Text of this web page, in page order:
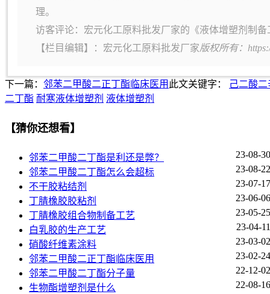
理。
访客评论：宏元化工原料批发厂家的《液体增塑剂制
【栏目编辑】： 宏元化工原料批发厂家版权所有：
下一篇： 邻苯二甲酸二正丁酯临床医用 此文关键字：
己二酸二
二丁酯 耐寒液体增塑剂 液体增塑剂
【猜你还想看】
邻苯二甲酸二丁酯是利还是弊？
23-08-30
邻苯二甲酸二丁酯怎么会超标
23-08-22
不干胶粘结剂
23-07-17
丁腈橡胶胶粘剂
23-06-06
丁腈橡胶组合物制备工艺
23-05-25
白乳胶的生产工艺
23-04-11
硝酸纤维素涂料
23-03-02
邻苯二甲酸二正丁酯临床医用
23-02-24
邻苯二甲酸二丁酯分子量
22-12-02
生物酯增塑剂是什么
22-08-16